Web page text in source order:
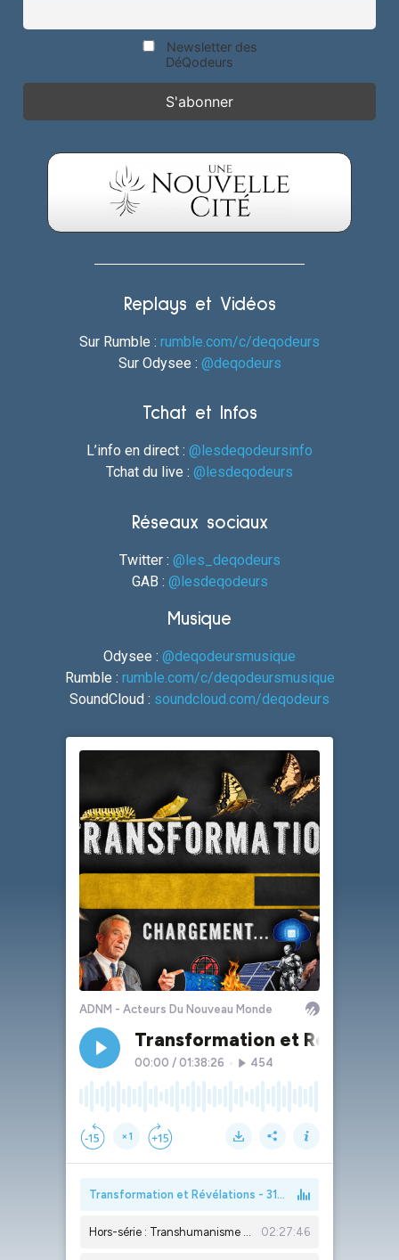
Newsletter des
DéQodeurs
Replays et Vidéos
Sur Rumble : rumble.com/c/deqodeurs
Sur Odysee : @deqodeurs
Tchat et Infos
L’info en direct : @lesdeqodeursinfo
Tchat du live : @lesdeqodeurs
Réseaux sociaux
Twitter : @les_deqodeurs
GAB : @lesdeqodeurs
Musique
Odysee : @deqodeursmusique
Rumble : rumble.com/c/deqodeursmusique
SoundCloud : soundcloud.com/deqodeurs